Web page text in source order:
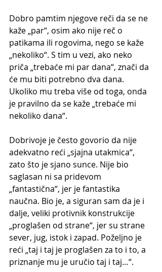
Dobro pamtim njegove reči da se ne
kaže „par“, osim ako nije reč o
patikama ili rogovima, nego se kaže
„nekoliko“. S tim u vezi, ako neko
priča „trebaće mi par dana“, znači da
će mu biti potrebno dva dana.
Ukoliko mu treba više od toga, onda
je pravilno da se kaže „trebaće mi
nekoliko dana“.
Dobrivoje je često govorio da nije
adekvatno reći „sjajna utakmica“,
zato što je sjano sunce. Nije bio
saglasan ni sa pridevom
„fantastična“, jer je fantastika
naučna. Bio je, a siguran sam da je i
dalje, veliki protivnik konstrukcije
„proglašen od strane“, jer su strane
sever, jug, istok i zapad. Poželjno je
reći „taj i taj je proglašen za to i to, a
priznanje mu je uručio taj i taj…“.